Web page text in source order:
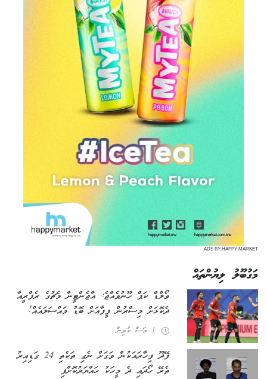
ADS BY HAPPY MARKET
މަގުބޫލު ލިޔުންތައް
ވޯލްޑް ކަޕް ހޫނުވެއްޖެ: އާޖެންޓީނާ މެޗުގެ ރެފްރީއާ
ދެކޮޅަށް މިސްރުން ފީފާއަށް ބޮޑު މައްސަލައެއް!
1 މަސް ކުރިން
ފޭދޫ ފިހާރައަކުން ވަގަށް ނެގި ތަކެތި 24 ގަޑިއިރު
ތެރޭ ހޯދައި ދެ މީހަކު ހައްޔަރުކޮށްފި